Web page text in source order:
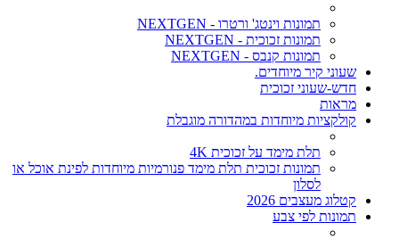
תמונות וינטג' ורטרו - NEXTGEN
תמונות זכוכית - NEXTGEN
תמונות קנבס - NEXTGEN
שעוני קיר מיוחדים.
חדש-שעוני זכוכית
מראות
קולקציות מיוחדות במהדורה מוגבלת
תלת מימד על זכוכית 4K
תמונות זכוכית תלת מימד פנורמיות מיוחדות לפינת אוכל או
לסלון
קטלוג מעצבים 2026
תמונות לפי צבע